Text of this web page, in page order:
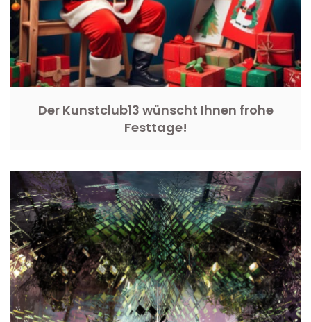
Der Kunstclub13 wünscht Ihnen frohe
Festtage!